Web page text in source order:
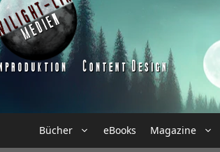
Bücher eBooks Magazine